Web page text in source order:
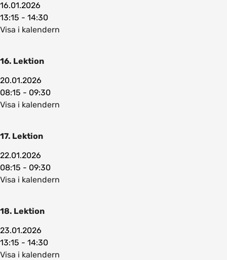
16.01.2026
13:15 - 14:30
Visa i kalendern
16. Lektion
20.01.2026
08:15 - 09:30
Visa i kalendern
17. Lektion
22.01.2026
08:15 - 09:30
Visa i kalendern
18. Lektion
23.01.2026
13:15 - 14:30
Visa i kalendern